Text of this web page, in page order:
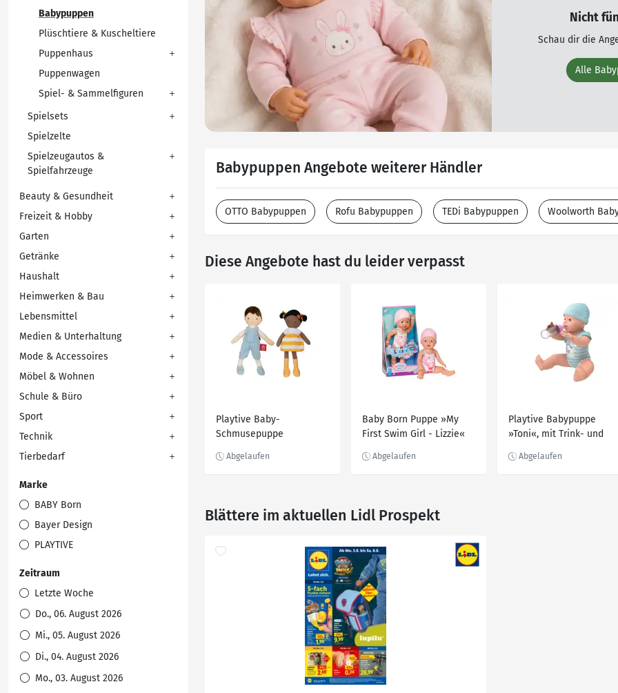
Babypuppen
Plüschtiere & Kuscheltiere
Puppenhaus
Puppenwagen
Spiel- & Sammelfiguren
Spielsets
Spielzelte
Spielzeugautos &
Spielfahrzeuge
Beauty & Gesundheit
Freizeit & Hobby
Garten
Getränke
Haushalt
Heimwerken & Bau
Lebensmittel
Medien & Unterhaltung
Mode & Accessoires
Möbel & Wohnen
Schule & Büro
Sport
Technik
Tierbedarf
Marke
BABY Born
Bayer Design
PLAYTIVE
Zeitraum
Letzte Woche
Do., 06. August 2026
Mi., 05. August 2026
Di., 04. August 2026
Mo., 03. August 2026
Nicht
Schau dir die
Alle
Babypuppen Angebote weiterer Händler
OTTO Babypuppen Rofu Babypuppen TEDi Babypuppen Woolworth
Diese Angebote hast du leider verpasst
Playtive Baby-
Schmusepuppe
Baby Born Puppe »My
First Swim Girl - Lizzie«
Playtive Babypuppe
»Toni«, mit Trink- und
Blättere im aktuellen Lidl Prospekt